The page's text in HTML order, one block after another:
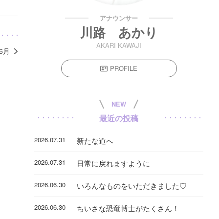
月
アナウンサー
川路 あかり
AKARI KAWAJI
PROFILE
NEW
最近の投稿
2026.07.31 新たな道へ
2026.07.31 日常に戻れますように
2026.06.30 いろんなものをいただきました♡
2026.06.30 ちいさな恐竜博士がたくさん！